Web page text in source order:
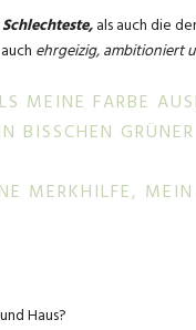
Schlechteste,als auch die
ehrgeizig, ambitioniert
FARBE
BISSCHEN
MERKHILFE,
Haus?